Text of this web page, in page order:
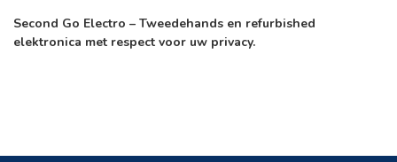
Second Go Electro – Tweedehands en refurbished
elektronica met respect voor uw privacy.